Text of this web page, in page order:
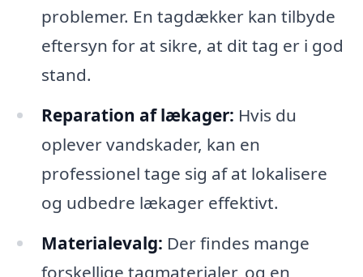
problemer. En tagdækker kan tilbyde
eftersyn for at sikre, at dit tag er i god
stand.
Reparation af lækager: Hvis du
oplever vandskader, kan en
professionel tage sig af at lokalisere
og udbedre lækager effektivt.
Materialevalg: Der findes mange
forskellige tagmaterialer, og en